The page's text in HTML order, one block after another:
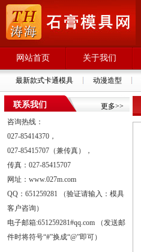
网站首页 关于我们
最新款式卡通模具 动漫造型
更多>>
联系我们
咨询热线：
027-85414370，
027-85415707（兼传真），
传真：027-85415707
网址：www.027m.com
QQ：651259281 （验证请输入：模具
客户咨询）
电子邮箱:651259281#qq.com （发送邮
件时将符号“#”换成“@”即可）